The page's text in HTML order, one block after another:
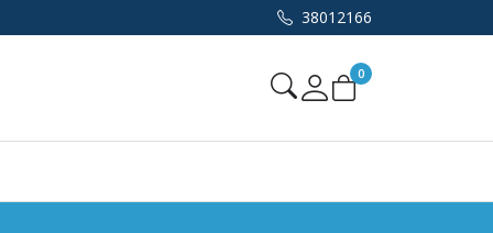
38012166
Mine sider
0